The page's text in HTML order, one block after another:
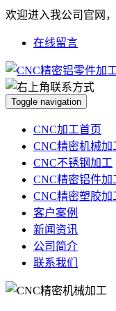
欢迎进入我公司官网
在线留言
Toggle navigation
CNC加工首页
CNC精密机械加
CNC不锈钢加工
CNC精密铝件加
CNC精密塑胶加
客户案例
新闻资讯
公司简介
联系我们